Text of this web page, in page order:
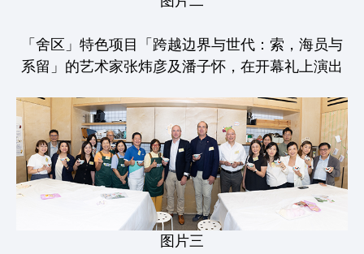
「舍区」特色项目「跨越边界与世代：索，海员与
系留」的艺术家张炜彦及潘子怀，在开幕礼上演出
图片三